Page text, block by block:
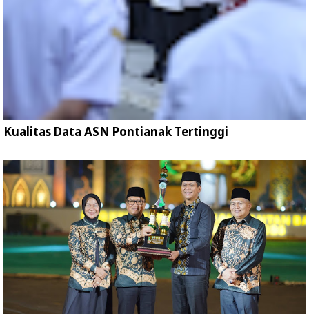
Kualitas Data ASN Pontianak Tertinggi